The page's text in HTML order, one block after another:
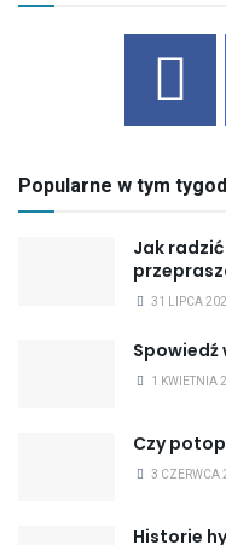
Popularne w tym
Jak
31 LIPCA
Spowiedź
1 KWIETNIA
Czy
3 CZERWCA
Historie